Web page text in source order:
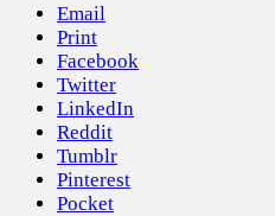
Email
Print
Facebook
Twitter
LinkedIn
Reddit
Tumblr
Pinterest
Pocket